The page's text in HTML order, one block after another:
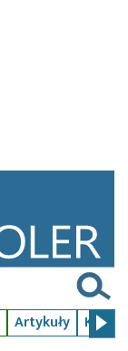
Artykuły Kursy